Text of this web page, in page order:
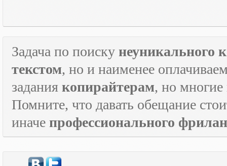
Задача по поиску неуникального
текстом, но и наименее
задания копирайтерам, но многие
Помните, что давать обещание
иначе профессионального